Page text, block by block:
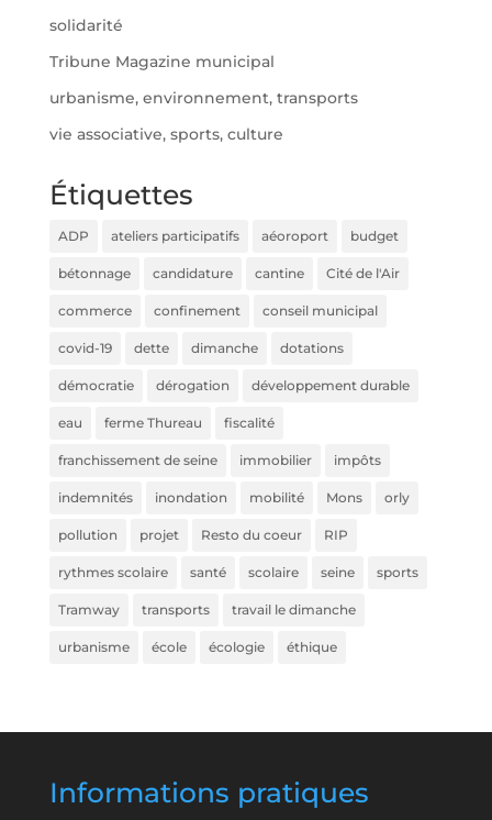
solidarité
Tribune Magazine municipal
urbanisme, environnement, transports
vie associative, sports, culture
Étiquettes
ADP ateliers participatifs aéoroport budget
bétonnage candidature cantine Cité de l'Air
commerce confinement conseil municipal
covid-19 dette dimanche dotations
démocratie dérogation développement durable
eau ferme Thureau fiscalité
franchissement de seine immobilier impôts
indemnités inondation mobilité Mons orly
pollution projet Resto du coeur RIP
rythmes scolaire santé scolaire seine sports
Tramway transports travail le dimanche
urbanisme école écologie éthique
Informations pratiques